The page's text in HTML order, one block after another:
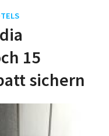
15
sichern